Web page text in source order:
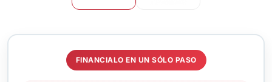
FINANCIALO EN UN SÓLO PASO